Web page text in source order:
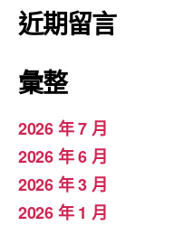
近期留言
彙整
2026 年 7 月
2026 年 6 月
2026 年 3 月
2026 年 1 月